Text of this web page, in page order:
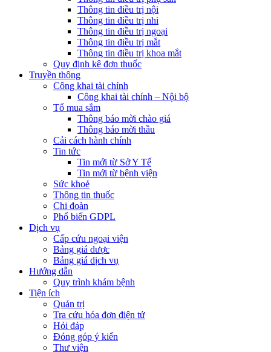
Thông tin điều trị nội
Thông tin điều trị nhi
Thông tin điều trị ngoại
Thông tin điều trị mắt
Thông tin điều trị khoa mắt
Quy định kê đơn thuốc
Truyền thông
Công khai tài chính
Công khai tài chính – Nội bộ
Tổ mua sắm
Thông báo mời chào giá
Thông báo mời thầu
Cải cách hành chính
Tin tức
Tin mới từ Sở Y Tế
Tin mới từ bệnh viện
Sức khoẻ
Thông tin thuốc
Chi đoàn
Phổ biến GDPL
Dịch vụ
Cấp cứu ngoại viện
Bảng giá dược
Bảng giá dịch vụ
Hướng dẫn
Quy trình khám bệnh
Tiện ích
Quản trị
Tra cứu hóa đơn điện tử
Hỏi đáp
Đóng góp ý kiến
Thư viện